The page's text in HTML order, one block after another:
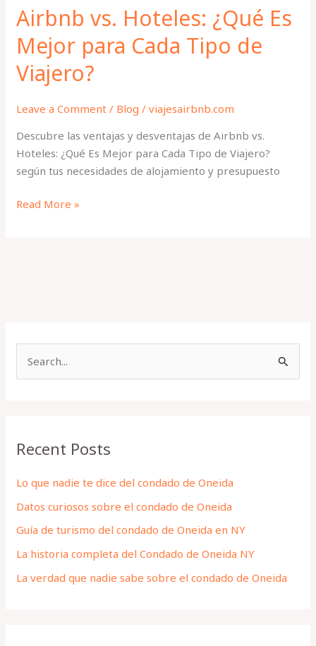
Airbnb vs. Hoteles: ¿Qué Es
Mejor para Cada Tipo de
Viajero?
Leave a Comment / Blog /viajesairbnb.com
Descubre las ventajas y desventajas de Airbnb vs.
Hoteles: ¿Qué Es Mejor para Cada Tipo de Viajero?
según tus necesidades de alojamiento y presupuesto
Viajero?
Read More »
c
f
o
r
:
Recent Posts
Lo que nadie te dice del condado de Oneida
Datos curiosos sobre el condado de Oneida
Guía de turismo del condado de Oneida en NY
La historia completa del Condado de Oneida NY
La verdad que nadie sabe sobre el condado de Oneida